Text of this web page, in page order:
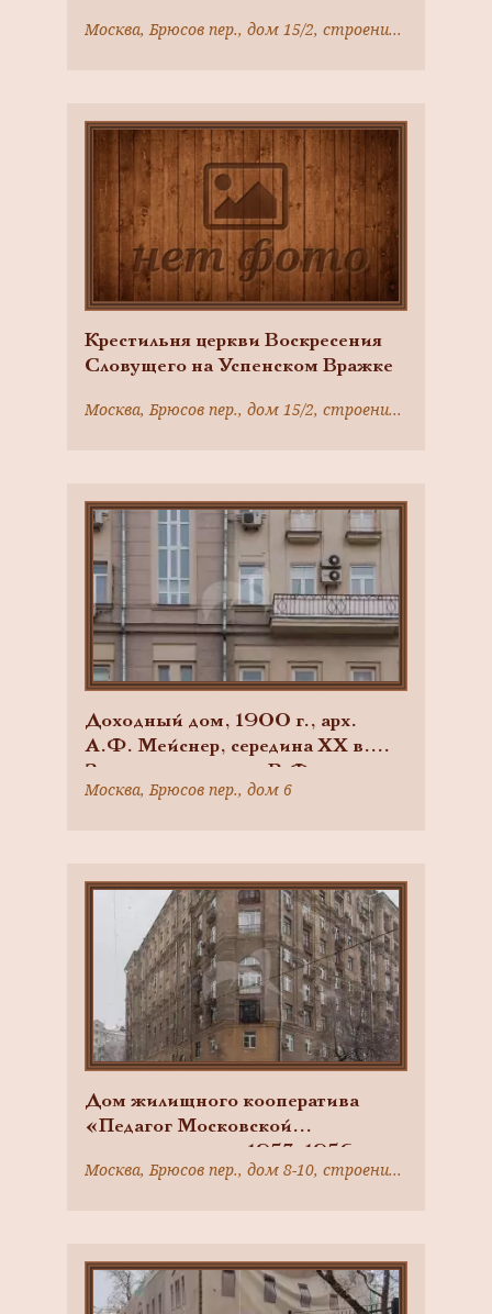
Москва, Брюсов пер., дом 15/2, строение 1
Крестильня церкви Воскресения
Словущего на Успенском Вражке
Москва, Брюсов пер., дом 15/2, строение 2
Доходный дом, 1900 г., арх.
А.Ф. Мейснер, середина XX в.
Здесь жили ученые В.Ф.
Лугинин, В.Н. Ипатьев,
Москва, Брюсов пер., дом 6
Дом жилищного кооператива
«Педагог Московской
консерватории», 1953-1956 гг.,
арх. И.Л. Маркузе
Москва, Брюсов пер., дом 8-10, строение 1